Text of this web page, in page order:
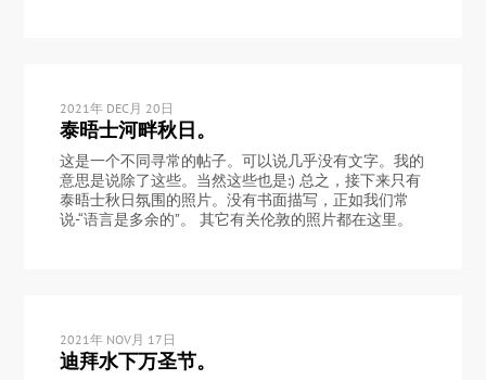
2021年 DEC月 20日
泰晤士河畔秋日。
这是一个不同寻常的帖子。可以说几乎没有文字。我的
意思是说除了这些。当然这些也是:) 总之，接下来只有
泰晤士秋日氛围的照片。没有书面描写，正如我们常
说-“语言是多余的”。 其它有关伦敦的照片都在这里。
2021年 NOV月 17日
迪拜水下万圣节。